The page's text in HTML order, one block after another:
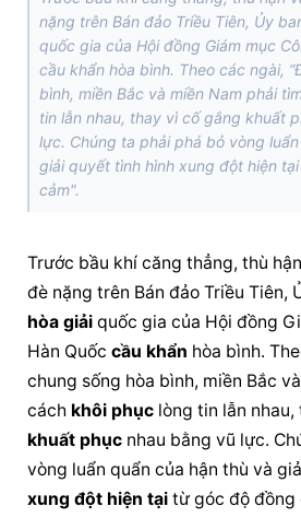
nặng trên Bán đảo Triều Tiên, Ủy
quốc gia của Hội đồng Giám mục
cầu khẩn hòa bình. Theo các ngài,
bình, miền Bắc và miền Nam phải
tin lẫn nhau, thay vì cố gắng khuất
lực. Chúng ta phải phá bỏ vòng
giải quyết tình hình xung đột hiện
cảm".
Trước bầu khí căng thẳng, thù
hòa giải quốc gia của Hội đồng
Hàn Quốc cầu khẩn hòa bình.
chung sống hòa bình, miền Bắc
cách khôi phục
khuất phục nhau bằng vũ lực.
xung đột hiện tại từ góc độ đồng